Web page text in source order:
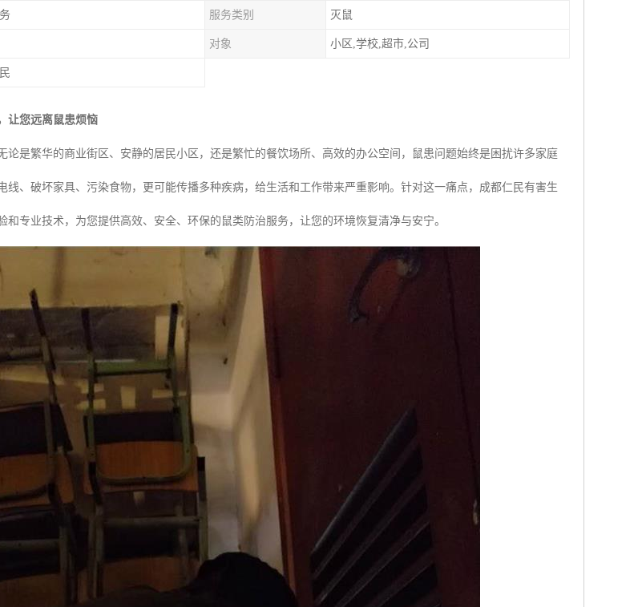
服务类别 灭鼠
对象 小区,学校,超市,公司
让您远离鼠患烦恼
论是繁华的商业街区、安静的居民小区，还是繁忙的餐饮场所、高效的办公空间，鼠患问题始终是困扰许多家庭
线、破坏家具、污染食物，更可能传播多种疾病，给生活和工作带来严重影响。针对这一痛点，成都仁民有害生
和专业技术，为您提供高效、安全、环保的鼠类防治服务，让您的环境恢复清净与安宁。